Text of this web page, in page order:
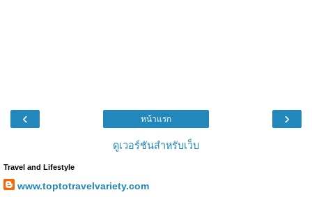
‹ ›
หน้าแรก
ดูเวอร์ชันสำหรับเว็บ
Travel and Lifestyle
www.toptotravelvariety.com